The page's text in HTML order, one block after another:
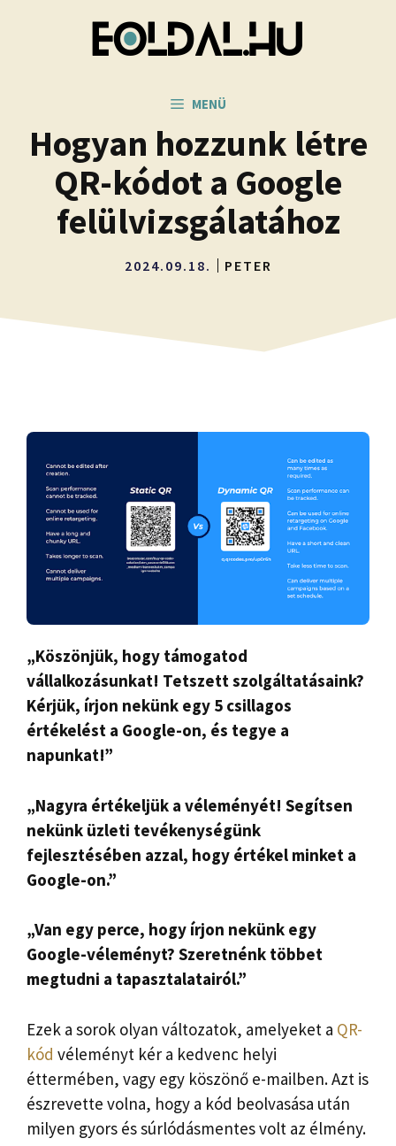
MENÜ
Hogyan hozzunk létre
QR-kódot a Google
felülvizsgálatához
2024.09.18. PETER
„Köszönjük, hogy támogatod
vállalkozásunkat! Tetszett szolgáltatásaink?
Kérjük, írjon nekünk egy 5 csillagos
értékelést a Google-on, és tegye a
napunkat!”
„Nagyra értékeljük a véleményét! Segítsen
nekünk üzleti tevékenységünk
fejlesztésében azzal, hogy értékel minket a
Google-on.”
„Van egy perce, hogy írjon nekünk egy
Google-véleményt? Szeretnénk többet
megtudni a tapasztalatairól.”
Ezek a sorok olyan változatok, amelyeket a QR-
kód véleményt kér a kedvenc helyi
éttermében, vagy egy köszönő e-mailben. Azt is
észrevette volna, hogy a kód beolvasása után
milyen gyors és súrlódásmentes volt az élmény.